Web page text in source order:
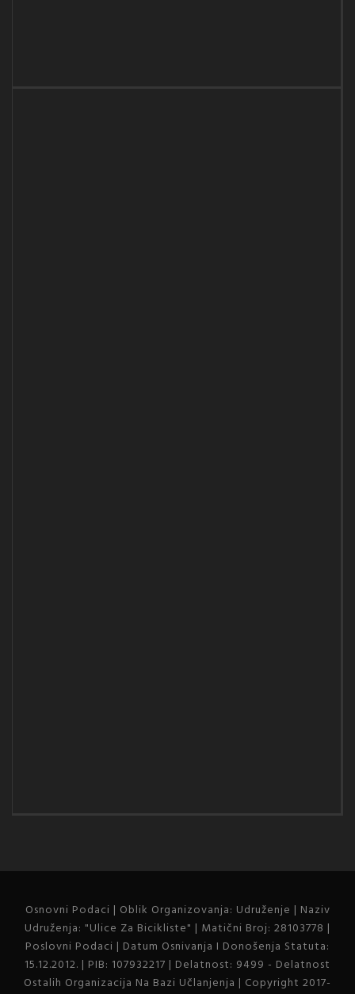
Osnovni Podaci | Oblik Organizovanja: Udruženje | Naziv
Udruženja: "Ulice Za Bicikliste" | Matični Broj: 28103778 |
Poslovni Podaci | Datum Osnivanja I Donošenja Statuta:
15.12.2012. | PIB: 107932217 | Delatnost: 9499 - Delatnost
Ostalih Organizacija Na Bazi Učlanjenja | Copyright 2017-